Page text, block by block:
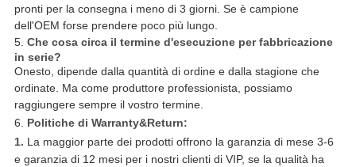
pronti per la consegna i meno di 3 giorni. Se è campione
dell'OEM forse prendere poco più lungo.
5. Che cosa circa il termine d'esecuzione per fabbricazione
in serie?
Onesto, dipende dalla quantità di ordine e dalla stagione che
ordinate. Ma come produttore professionista, possiamo
raggiungere sempre il vostro termine.
6. Politiche di Warranty&Return:
1. La maggior parte dei prodotti offrono la garanzia di mese 3-6
e garanzia di 12 mesi per i nostri clienti di VIP, se la qualità ha